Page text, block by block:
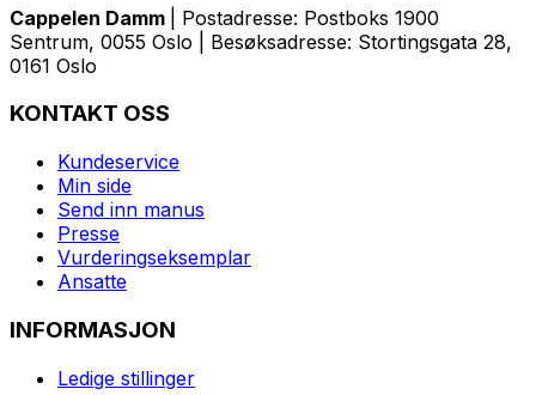
Cappelen Damm
| Postadresse: Postboks 1900
Sentrum, 0055 Oslo | Besøksadresse: Stortingsgata 28,
0161 Oslo
KONTAKT OSS
Kundeservice
Min side
Send inn manus
Presse
Vurderingseksemplar
Ansatte
INFORMASJON
Ledige stillinger